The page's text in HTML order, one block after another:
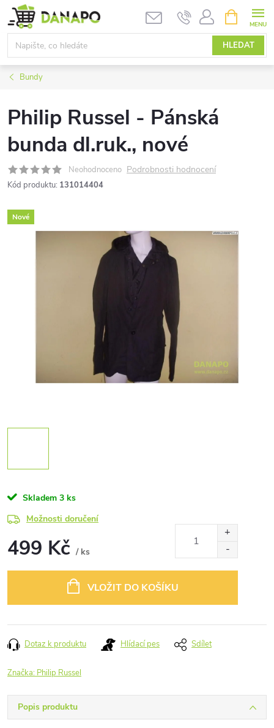
Přejít
na
obsah
HLEDAT
NÁKUPNÍ
KOŠÍK
Bundy
Philip Russel - Pánská
bunda dl.ruk., nové
Neohodnoceno Podrobnosti hodnocení
Kód produktu: 131014404
Nové
Skladem 3 ks
Možnosti doručení
499 Kč / ks
VLOŽIT DO KOŠÍKU
Dotaz k produktu Hlídací pes Sdílet
Značka: Philip Russel
Popis produktu